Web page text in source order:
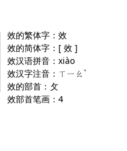
效的繁体字：效
效的简体字：[ 效 ]
效汉语拼音：xiào
效汉字注音：ㄒㄧㄠˋ
效的部首：攵
效部首笔画：4